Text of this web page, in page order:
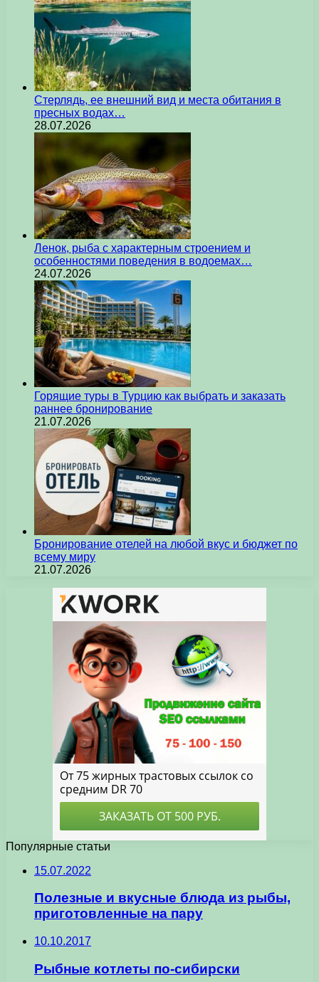
Стерлядь, ее внешний вид и места обитания в
пресных водах…
28.07.2026
Ленок, рыба с характерным строением и
особенностями поведения в водоемах…
24.07.2026
Горящие туры в Турцию как выбрать и заказать
раннее бронирование
21.07.2026
Бронирование отелей на любой вкус и бюджет по
всему миру
21.07.2026
Популярные статьи
15.07.2022
Полезные и вкусные блюда из рыбы,
приготовленные на пару
10.10.2017
Рыбные котлеты по-сибирски